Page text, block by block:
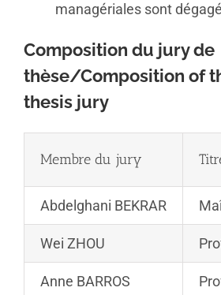
managériales sont
Composition du jury de
thèse/Composition of
thesis jury
Membre du jury
Abdelghani BEKRAR
Wei ZHOU
Anne BARROS